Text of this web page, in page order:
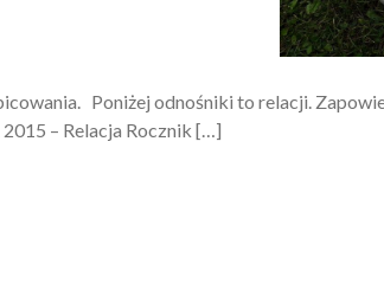
Poniżej odnośniki to relacji.
– Relacja Rocznik […]